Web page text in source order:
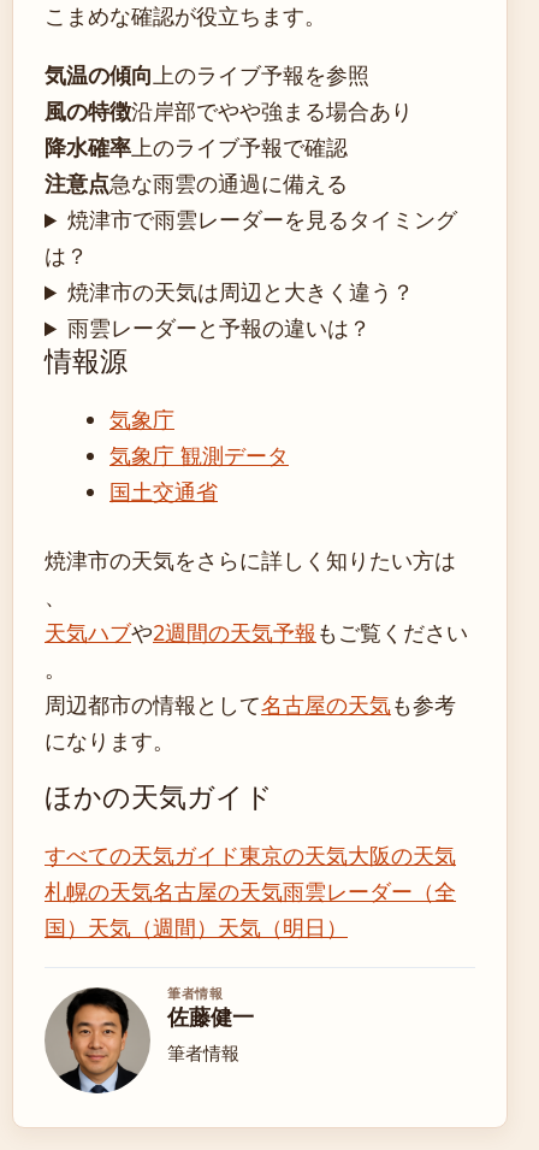
こまめな確認が役立ちます。
気温の傾向上のライブ予報を参照
風の特徴沿岸部でやや強まる場合あり
降水確率上のライブ予報で確認
注意点急な雨雲の通過に備える
焼津市で雨雲レーダーを見るタイミング
は？
焼津市の天気は周辺と大きく違う？
雨雲レーダーと予報の違いは？
情報源
気象庁
気象庁 観測データ
国土交通省
焼津市の天気をさらに詳しく知りたい方は
、
天気ハブや2週間の天気予報 もご覧ください
。
周辺都市の情報として名古屋の天気も参考
になります。
ほかの天気ガイド
すべての天気ガイド東京の天気大阪の天気
札幌の天気名古屋の天気雨雲レーダー（全
国） 天気（週間） 天気（明日）
筆者情報
佐藤健一
筆者情報